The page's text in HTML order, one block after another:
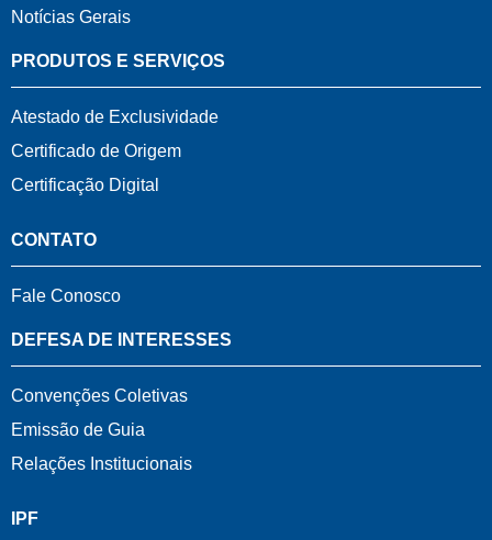
Notícias Gerais
PRODUTOS E SERVIÇOS
Atestado de Exclusividade
Certificado de Origem
Certificação Digital
CONTATO
Fale Conosco
DEFESA DE INTERESSES
Convenções Coletivas
Emissão de Guia
Relações Institucionais
IPF